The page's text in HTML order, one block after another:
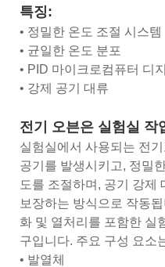
특징:
• 정밀한 온도 조절 시스템
• 균일한 온도 분포
• PID 마이크로컴퓨터 디
• 강제 공기 대류
전기 오븐은 실험실 작
실험실에서 사용되는 전
공기를 발생시키고, 정밀
도를 조절하며, 공기 강제
보장하는 방식으로 작동
화 및 열처리를 포함한 실
구입니다. 주요 구성 요소
• 발열체